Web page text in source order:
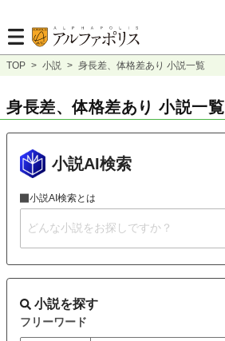
TOP > 小説 > 身長差、体格差あり 小説一覧
身長差、体格差あり 小説一覧
小説AI検索
小説AI検索とは
小説を探す
フリーワード